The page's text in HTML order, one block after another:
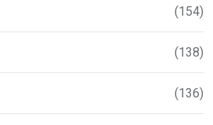
(154)
(138)
(136)